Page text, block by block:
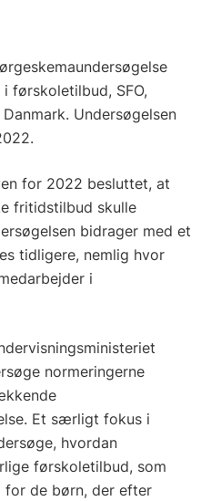
førskoletilbud, SFO,
Undersøgelsen
for 2022 besluttet, at
fritidstilbud skulle
bidrager med et
tidligere, nemlig hvor
i
normeringerne
Et særligt fokus i
hvordan
førskoletilbud, som
for de børn, der efter